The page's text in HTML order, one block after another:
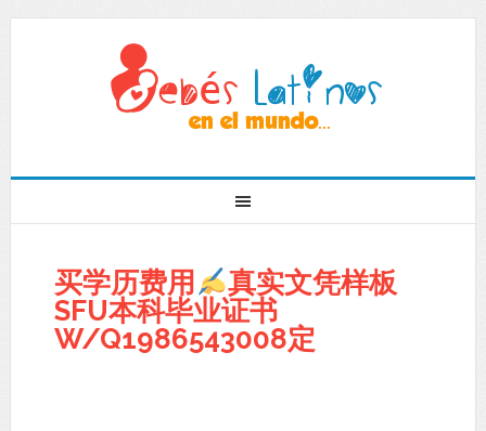
买学历费用
真实文凭样板
SFU本科毕业证书
W/Q1986543008定